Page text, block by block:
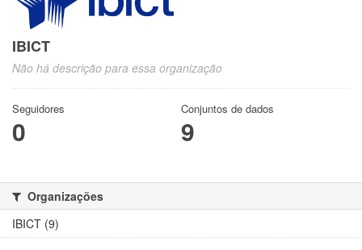
IBICT
Não há descrição para essa organização
Seguidores
0
Conjuntos de dados
9
Organizações
IBICT (9)